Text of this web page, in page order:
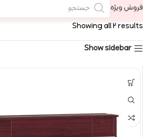
فروش ویژه
Showing all 2 results
Show sidebar